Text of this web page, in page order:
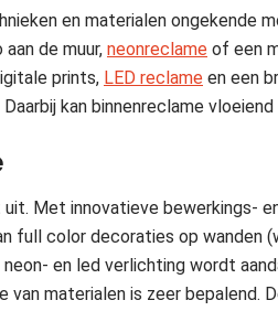
en materialen ongekende
de muur, neonreclame of een
prints, LED reclame en een
kan binnenreclame
Met innovatieve bewerkings-
full color decoraties op wanden
en led verlichting wordt
materialen is zeer bepalend.